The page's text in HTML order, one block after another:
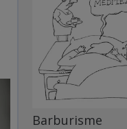
Barburisme